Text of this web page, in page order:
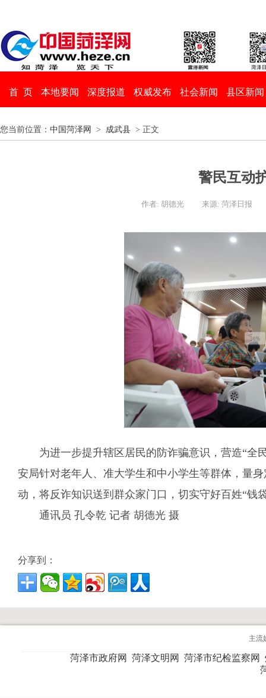
首 页 本地要闻 深度报道 权威发布 社会新闻 县区新闻
您当前位置： 中国菏泽网 > 成武县 > 正文
警民互动
作者: 胡德光 来源: 菏泽日报
为进一步提升辖区居民的防诈骗意识，营造“全
安局针对老年人、准大学生和中小学生等群体，量
动，将反诈知识送到群众家门口，切实守好百姓“钱
通讯员 孔令乾 记者 胡德光 摄
分享到：
主流
菏泽市政府网 菏泽文明网 菏泽市纪检监察网